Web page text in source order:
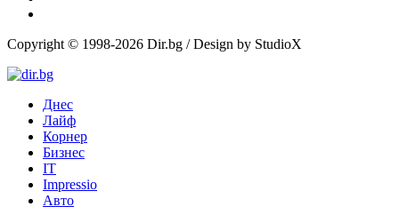
Copyright © 1998-2026 Dir.bg / Design by StudioX
Днес
Лайф
Корнер
Бизнес
IT
Impressio
Авто